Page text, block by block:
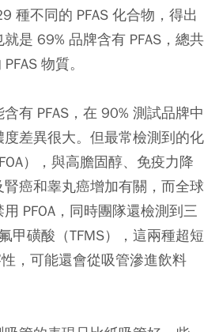
種不同的 PFAS 化合物，得出
是 69% 品牌含有 PFAS，總共
物質。
有 PFAS，在 90% 測試品牌中
度差異很大。 但最常檢測到的化
），與高膽固醇、免疫力降
癌和睾丸癌增加有關 ，而全球
PFOA，同時團隊還檢測到三
甲磺酸（TFMS），這兩種超短
，可能還會從吸管滲進飲料